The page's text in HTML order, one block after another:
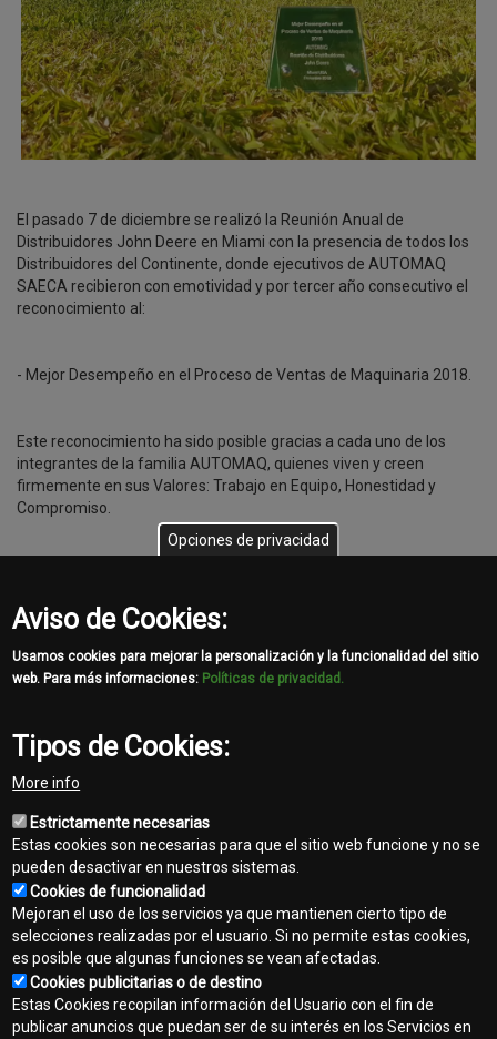
El pasado 7 de diciembre se realizó la Reunión Anual de
Distribuidores John Deere en Miami con la presencia de todos los
Distribuidores del Continente, donde ejecutivos de AUTOMAQ
SAECA recibieron con emotividad y por tercer año consecutivo el
reconocimiento al:
- Mejor Desempeño en el Proceso de Ventas de Maquinaria 2018.
Este reconocimiento ha sido posible gracias a cada uno de los
integrantes de la familia AUTOMAQ, quienes viven y creen
firmemente en sus Valores: Trabajo en Equipo, Honestidad y
Compromiso.
este compromiso con nuestros clientes para que NOS ELIJAN HOY
Share
Footer
Contacto
Mapa del sitio
Opciones de privacidad
Aviso de Cookies:
Usamos cookies para mejorar la personalización y la funcionalidad del sitio
web. Para más informaciones: Políticas de privacidad.
Tipos de Cookies:
More info
Estrictamente necesarias
Estas cookies son necesarias para que el sitio web funcione y no se
pueden desactivar en nuestros sistemas.
Cookies de funcionalidad
Mejoran el uso de los servicios ya que mantienen cierto tipo de
selecciones realizadas por el usuario. Si no permite estas cookies,
es posible que algunas funciones se vean afectadas.
Cookies publicitarias o de destino
Estas Cookies recopilan información del Usuario con el fin de
publicar anuncios que puedan ser de su interés en los Servicios en